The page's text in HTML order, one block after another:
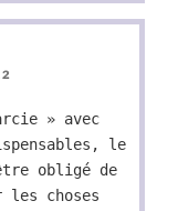
» avec
le
obligé de
les choses